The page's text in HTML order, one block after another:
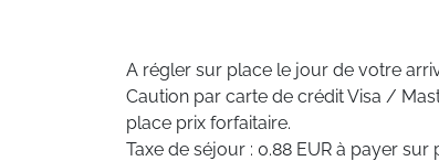
A régler sur place le jour de votre
Caution par carte de crédit Visa /
place prix forfaitaire.
Taxe de séjour : 0.88 EUR à payer